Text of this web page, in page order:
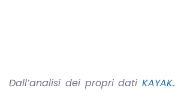
Dall’analisi dei propri dati